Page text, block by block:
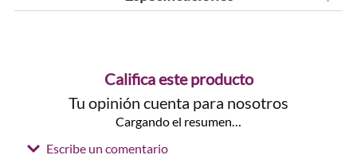
Califica este producto
Tu opinión cuenta para nosotros
Cargando el resumen…
Escribe un comentario